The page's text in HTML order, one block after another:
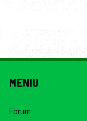
MENIU
Forum